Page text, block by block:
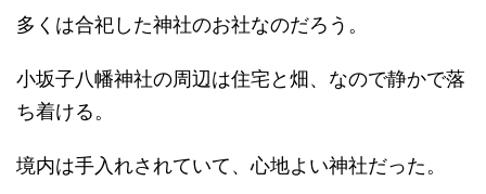
多くは合祀した神社のお社なのだろう。
小坂子八幡神社の周辺は住宅と畑、なので静かで落
ち着ける。
境内は手入れされていて、心地よい神社だった。